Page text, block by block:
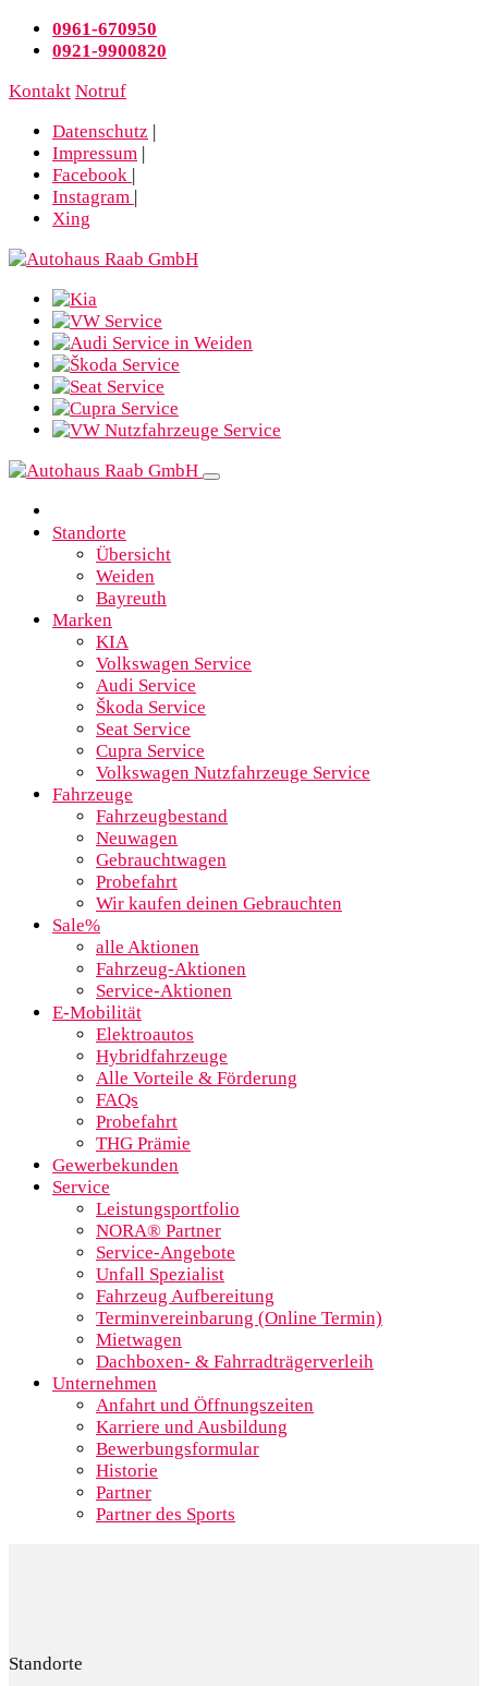
0961-670950
0921-9900820
Kontakt Notruf
Datenschutz |
Impressum |
Facebook |
Instagram |
Xing
Standorte
Übersicht
Weiden
Bayreuth
Marken
KIA
Volkswagen Service
Audi Service
Škoda Service
Seat Service
Cupra Service
Volkswagen Nutzfahrzeuge Service
Fahrzeuge
Fahrzeugbestand
Neuwagen
Gebrauchtwagen
Probefahrt
Wir kaufen deinen Gebrauchten
Sale%
alle Aktionen
Fahrzeug-Aktionen
Service-Aktionen
E-Mobilität
Elektroautos
Hybridfahrzeuge
Alle Vorteile & Förderung
FAQs
Probefahrt
THG Prämie
Gewerbekunden
Service
Leistungsportfolio
NORA® Partner
Service-Angebote
Unfall Spezialist
Fahrzeug Aufbereitung
Terminvereinbarung (Online Termin)
Mietwagen
Dachboxen- & Fahrradträgerverleih
Unternehmen
Anfahrt und Öffnungszeiten
Karriere und Ausbildung
Bewerbungsformular
Historie
Partner
Partner des Sports
Standorte